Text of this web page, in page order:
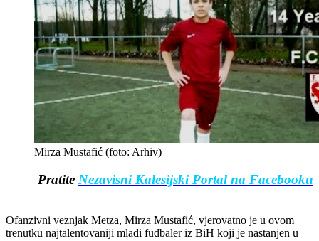
Mirza Mustafić (foto: Arhiv)
Pratite Nezavisni Kalesijski Portal na Facebooku
Ofanzivni veznjak Metza, Mirza Mustafić, vjerovatno je u ovom
trenutku najtalentovaniji mladi fudbaler iz BiH koji je nastanjen u